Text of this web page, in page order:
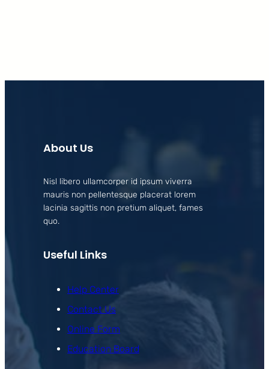
About Us
Nisl libero ullamcorper id ipsum viverra
mauris non pellentesque placerat lorem
lacinia sagittis non pretium aliquet, fames
quo.
Useful Links
Help Center
Contact Us
Online Form
Education Board